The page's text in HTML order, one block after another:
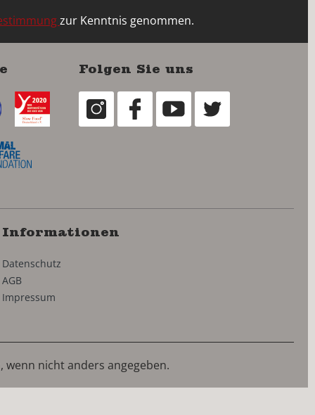
zur Kenntnis genommen.
Folgen Sie uns
Informationen
Datenschutz
AGB
Impressum
nicht anders angegeben.